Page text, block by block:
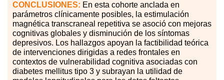
CONCLUSIONES: En esta cohorte anclada en
parámetros clínicamente posibles, la estimulación
magnética transcraneal repetitiva se asoció con mejoras
cognitivas globales y disminución de los síntomas
depresivos. Los hallazgos apoyan la factibilidad teórica
de intervenciones dirigidas a redes frontales en
contextos de vulnerabilidad cognitiva asociadas con
diabetes mellitus tipo 3 y subrayan la utilidad de